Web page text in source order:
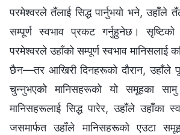
परमेश्‍वरले तँलाई सिद्ध पार्नुभयो भने, उहाँले
सम्पूर्ण स्वभाव प्रकट गर्नुहुनेछ।
परमेश्‍वरले उहाँको सम्पूर्ण स्वभाव मानिसलाई
छैन—तर आखिरी दिनहरूको दौरान, उहाँले
चुन्नुभएको मानिसहरूको यो समूहका
मानिसहरूलाई सिद्ध पारेर, उहाँले उहाँका
जसमार्फत उहाँले मानिसहरूको एउटा